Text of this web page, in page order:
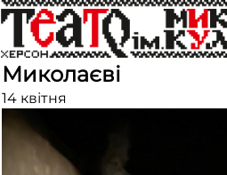
Гастролі
на спогад про
Миколаєві
14 квітня